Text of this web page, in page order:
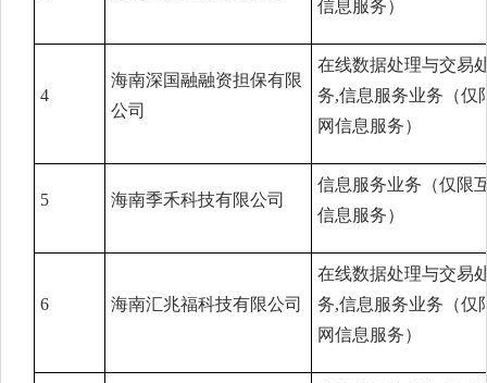
信息服务）
4
海南深国融融资担保有限
公司
在线数据处理与交易
务,信息服务业务（仅
网信息服务）
5 海南季禾科技有限公司
信息服务业务（仅限
信息服务）
6 海南汇兆福科技有限公司
在线数据处理与交易
务,信息服务业务（仅
网信息服务）